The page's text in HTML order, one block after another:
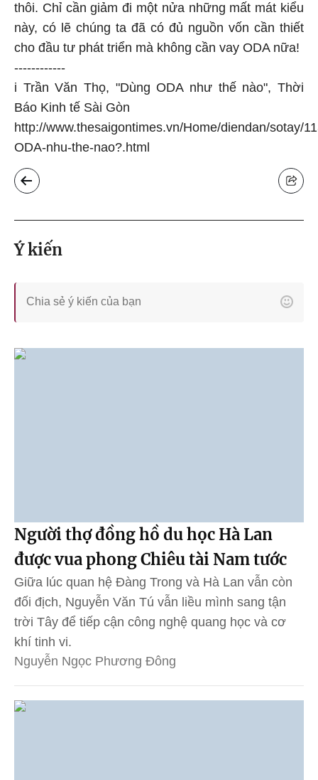
thôi. Chỉ cần giảm đi một nửa những mất mát kiểu
này, có lẽ chúng ta đã có đủ nguồn vốn cần thiết
cho đầu tư phát triển mà không cần vay ODA nữa!
------------
i Trần Văn Thọ, "Dùng ODA như thế nào", Thời
Báo Kinh tế Sài Gòn
http://www.thesaigontimes.vn/Home/diendan/sotay/
ODA-nhu-the-nao?.html
Ý kiến
Người thợ đồng hồ du học Hà Lan
được vua phong Chiêu tài Nam tước
Giữa lúc quan hệ Đàng Trong và Hà Lan vẫn còn
đối địch, Nguyễn Văn Tú vẫn liều mình sang tận
trời Tây để tiếp cận công nghệ quang học và cơ
khí tinh vi.
Nguyễn Ngọc Phương Đông